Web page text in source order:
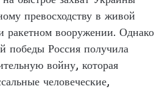
превосходству в живой
ракетном вооружении. Однако
победы Россия получила
войну, которая
человеческие,